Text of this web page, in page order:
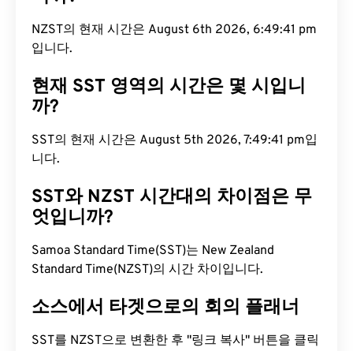
NZST의 현재 시간은 August 6th 2026, 6:49:42 pm
입니다.
현재 SST 영역의 시간은 몇 시입니
까?
SST의 현재 시간은 August 5th 2026, 7:49:42 pm입
니다.
SST와 NZST 시간대의 차이점은 무
엇입니까?
Samoa Standard Time(SST)는 New Zealand
Standard Time(NZST)의 시간 차이입니다.
소스에서 타겟으로의 회의 플래너
SST를 NZST으로 변환한 후 "링크 복사" 버튼을 클릭